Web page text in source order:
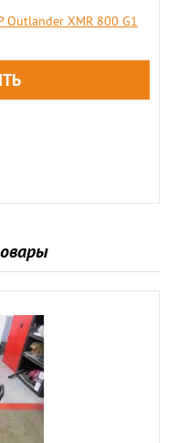
Outlander XMR 800 G1